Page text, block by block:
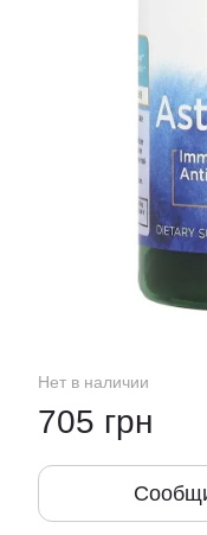
Нет в наличии
705 грн